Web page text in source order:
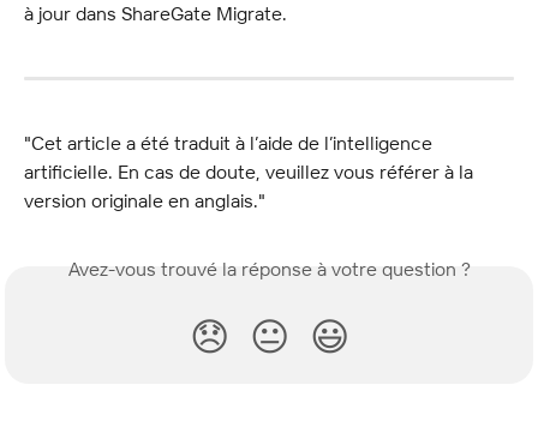
à jour dans ShareGate Migrate.
"Cet article a été traduit à l’aide de l’intelligence
artificielle. En cas de doute, veuillez vous référer à la
version originale en anglais."
Avez-vous trouvé la réponse à votre question ?
😞 😐 😃